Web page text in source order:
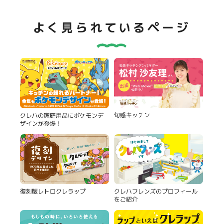
よく見られているページ
クレハの家庭用品にポケモンデ
ザインが登場！
旬感キッチン
復刻版レトロクレラップ クレハフレンズのプロフィール
をご紹介